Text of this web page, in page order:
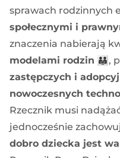
sprawach rodzinnych
społecznymi i
znaczenia nabierają
modelami rodzin
zastępczych i
nowoczesnych
Rzecznik musi
jednocześnie
dobro dziecka jest